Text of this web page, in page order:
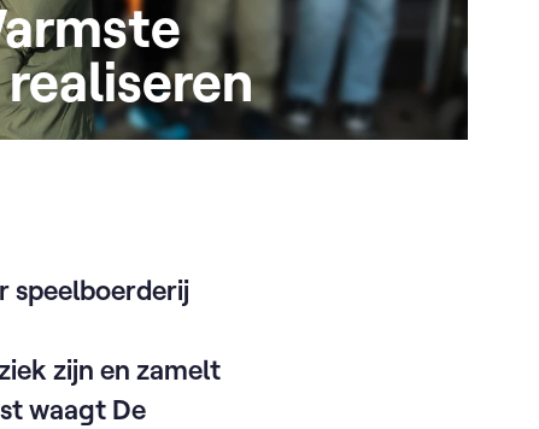
speelboerderij
zijn en zamelt
waagt De